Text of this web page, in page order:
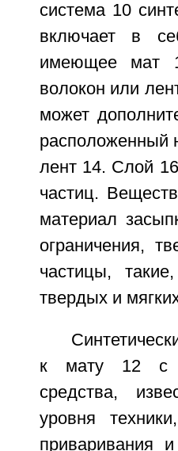
система 10
включает в
имеющее мат
волокон или
может
расположенный
лент 14. Слой
частиц.
материал
ограничения,
частицы,
твердых и
к мату 12 с
средства,
уровня
приваривания